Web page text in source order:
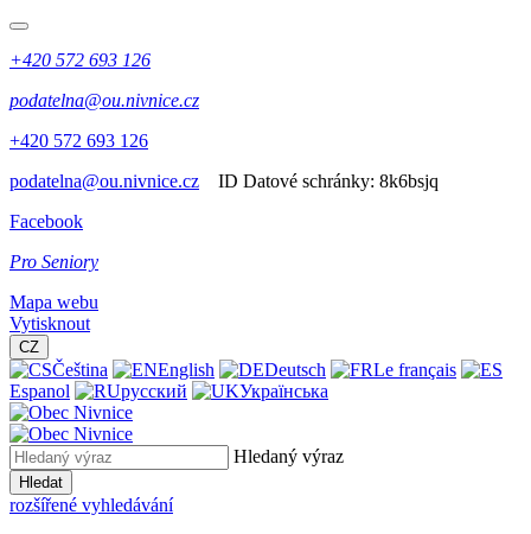
+420 572 693 126
podatelna@ou.nivnice.cz
+420 572 693 126
podatelna@ou.nivnice.cz
ID Datové schránky: 8k6bsjq
Facebook
Pro Seniory
Mapa webu
Vytisknout
CZ
Čeština English Deutsch
Le français
Espanol
русский Українська
Hledaný výraz
Hledat
rozšířené vyhledávání